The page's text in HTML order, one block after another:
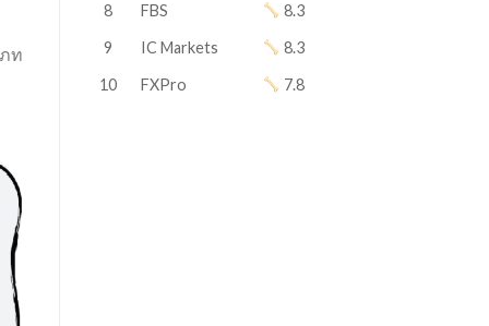
ท
8
FBS
8.3
9
IC Markets
8.3
10
FXPro 7.8